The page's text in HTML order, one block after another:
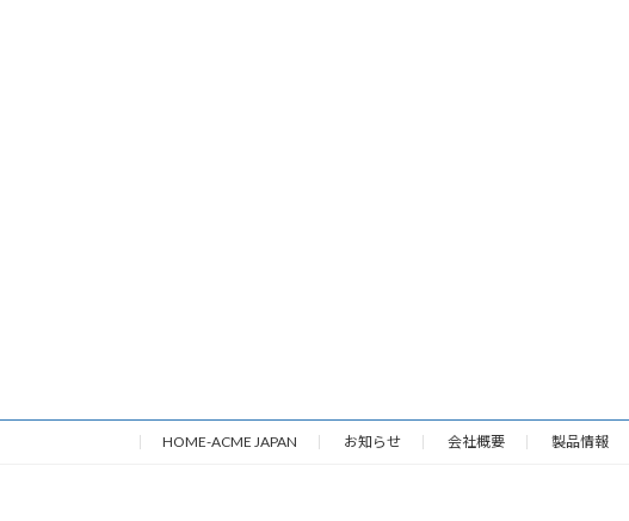
HOME-ACME JAPAN お知らせ 会社概要 製品情報